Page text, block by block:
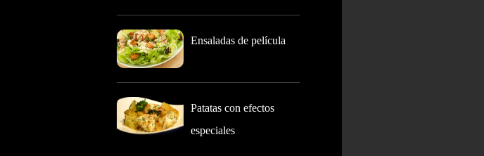
Ensaladas de película
Patatas con efectos
especiales